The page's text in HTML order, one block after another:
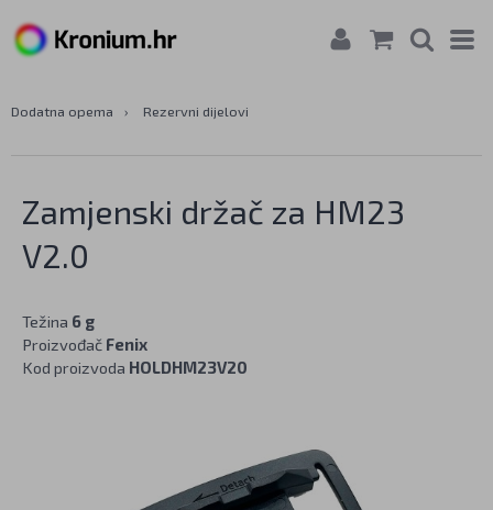
Dodatna opema › Rezervni dijelovi
Zamjenski držač za HM23
V2.0
Težina 6 g
Proizvođač Fenix
Kod proizvoda HOLDHM23V20